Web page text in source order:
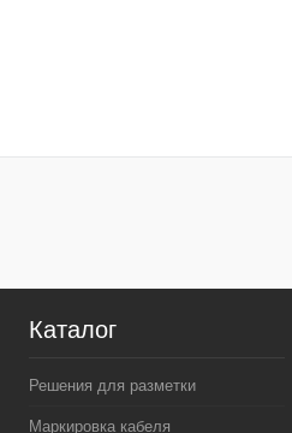
Каталог
Решения для разметки
Маркировка кабеля